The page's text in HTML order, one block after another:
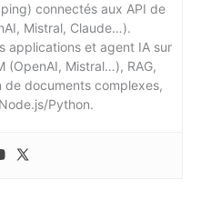
connectés aux API de
Mistral, Claude…).
applications et agent IA sur
(OpenAI, Mistral…), RAG,
de documents complexes,
Python.